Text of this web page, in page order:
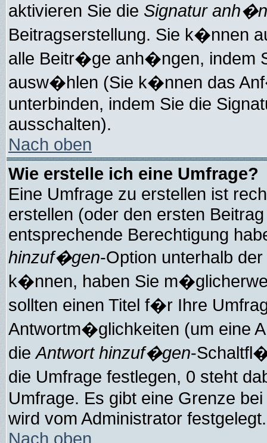
aktivieren Sie die Signatur
Beitragserstellung. Sie k�nnen
alle Beitr�ge anh�ngen, indem
ausw�hlen (Sie k�nnen das
unterbinden, indem Sie die
ausschalten).
Nach oben
Wie erstelle ich eine Umfrage?
Eine Umfrage zu erstellen ist
erstellen (oder den ersten
entsprechende Berechtigung
hinzuf�gen-Option unterhalb
k�nnen, haben Sie
sollten einen Titel f�r Ihre
Antwortm�glichkeiten (um eine
dieAntwort hinzuf�gen-
die Umfrage festlegen, 0 steht
Umfrage. Es gibt eine Grenze
wird vom Administrator festgelegt.
Nach oben